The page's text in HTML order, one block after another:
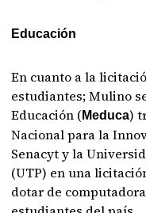
Educación
En cuanto a la
estudiantes; Mulino
Educación ( Meduca)
Nacional para la
Senacyt y la
(UTP) en una
dotar de